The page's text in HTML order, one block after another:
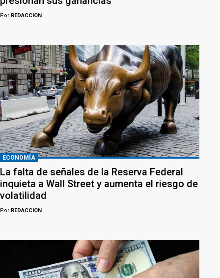
Por REDACCION
ECONOMÍA
La falta de señales de la Reserva Federal
inquieta a Wall Street y aumenta el riesgo de
volatilidad
Por REDACCION